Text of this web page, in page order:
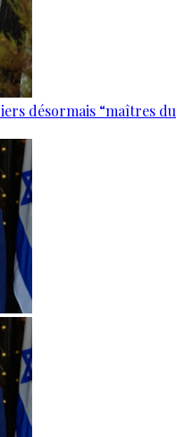
désormais “maîtres du